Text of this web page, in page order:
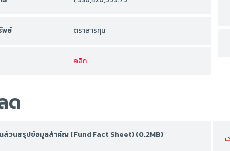
พย์ ตราสารทุน
คลิก
ด
ส่วนสรุปข้อมูลสำคัญ (Fund Fact Sheet) (0.2MB)